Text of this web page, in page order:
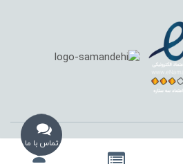
تماس با ما
و محتوای سایت فقط برای مقاصد غیر تجاری
حقوق این وب‌سایت نیز برای مرکز ماساژ